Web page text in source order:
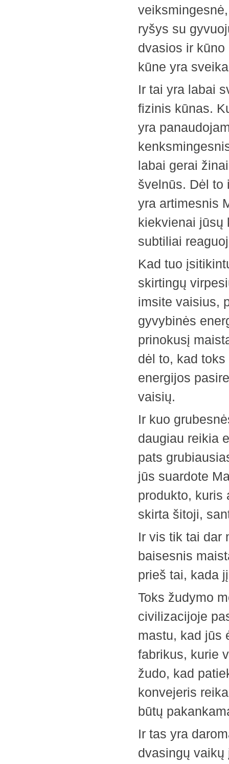
ryšys su
dvasios ir
kūne yra
Ir tai yra labai
fizinis kūnas.
yra
labai gerai
švelnūs. Dėl to
yra ­artimesnis
kiekvienai jūsų
subtiliai
Kad tuo
skirtingų
imsite vaisius,
gyvybinės
prinokusį
dėl to, kad
energijos
vaisių.
Ir kuo
daugiau reikia
pats
jūs suardote
produkto, kuris
skirta šitoji,
Ir vis tik tai dar
baisesnis
prieš tai, kada
Toks žudymo
civilizacijoje
mastu, kad jūs
fabrikus, kurie
žudo, kad
konvejeris
būtų
Ir tas yra
dvasingų vaikų